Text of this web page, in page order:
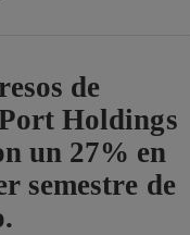
de
Holdings
un 27% en
semestre de